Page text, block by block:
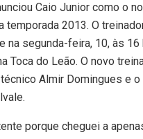
Caio Junior como o
temporada 2013. O
na segunda-feira, 10, às 16
Toca do Leão. O novo
Almir Domingues e
porque cheguei a